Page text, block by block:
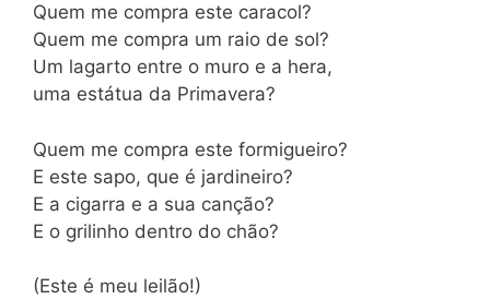
Quem me compra este caracol?
Quem me compra um raio de sol?
Um lagarto entre o muro e a hera,
uma estátua da Primavera?
Quem me compra este formigueiro?
E este sapo, que é jardineiro?
E a cigarra e a sua canção?
E o grilinho dentro do chão?
(Este é meu leilão!)